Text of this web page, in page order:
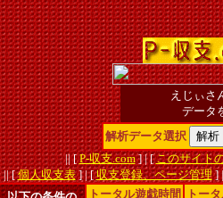
えじぃさ
データ
解析データ選択
|| [P-収支.com] | [このサイト
|| [個人収支表] | [収支登録、ページ管理]
トータル遊戯時間 トー